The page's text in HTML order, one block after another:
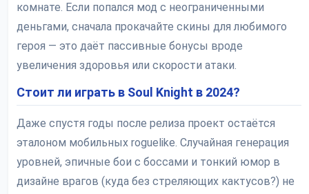
комнате. Если попался мод с неограниченными
деньгами, сначала прокачайте скины для любимого
героя — это даёт пассивные бонусы вроде
увеличения здоровья или скорости атаки.
Стоит ли играть в Soul Knight в 2024?
Даже спустя годы после релиза проект остаётся
эталоном мобильных roguelike. Случайная генерация
уровней, эпичные бои с боссами и тонкий юмор в
дизайне врагов (куда без стреляющих кактусов?) не